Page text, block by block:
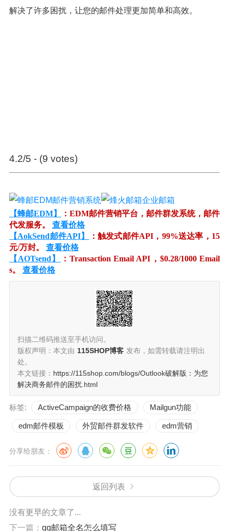
解决了许多困扰，让您的邮件处理更加简单和高效。
4.2/5 - (9 votes)
【蜂邮EDM】
：EDM邮件营销平台，邮件群发系统，邮件
代发服务。 查看价格
【AokSend邮件API】
：触发式邮件API，99%送达率，15
元/万封。 查看价格
【AOTsend】
：Transaction Email API，$0.28/1000 Email
s。 查看价格
扫描二维码推送至手机访问。
版权声明：本文由 115SHOP博客 发布，如需转载请注明出
处。
本文链接： https://115shop.com/blogs/Outlook破解版：为您
解决商务邮件的困扰.html
标签: ActiveCampaign的收费价格 Mailgun功能
edm邮件模板 外贸邮件群发软件 edm营销
分享给朋友：
返回列表
没有更早的文章了...
下一篇： qq邮箱全名怎么填写